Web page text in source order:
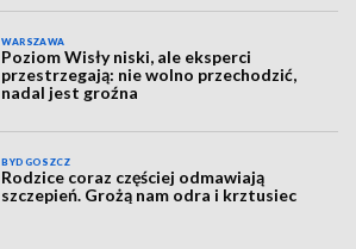
WARSZAWA
Poziom Wisły niski, ale eksperci
przestrzegają: nie wolno przechodzić,
nadal jest groźna
BYDGOSZCZ
Rodzice coraz częściej odmawiają
szczepień. Grożą nam odra i krztusiec